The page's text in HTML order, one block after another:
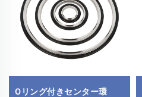
Oリング付きセンター環